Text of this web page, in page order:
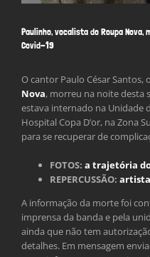
Paulinho, vocalista do Roupa
Covid-19
O cantor Paulo César Santos,
Nova, morreu na noite desta
estava internado na Unidade
Hospital Copa D’or, na Zona
para se recuperar de
FOTOS: a trajetória
REPERCUSSÃO:
A informação da morte foi
imprensa da banda e pela
ainda que não tem
detalhes. Em mensagem